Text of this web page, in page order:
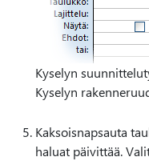
Kyselyn
Kyselyn
Kaksoisnapsauta
haluat päivittää.